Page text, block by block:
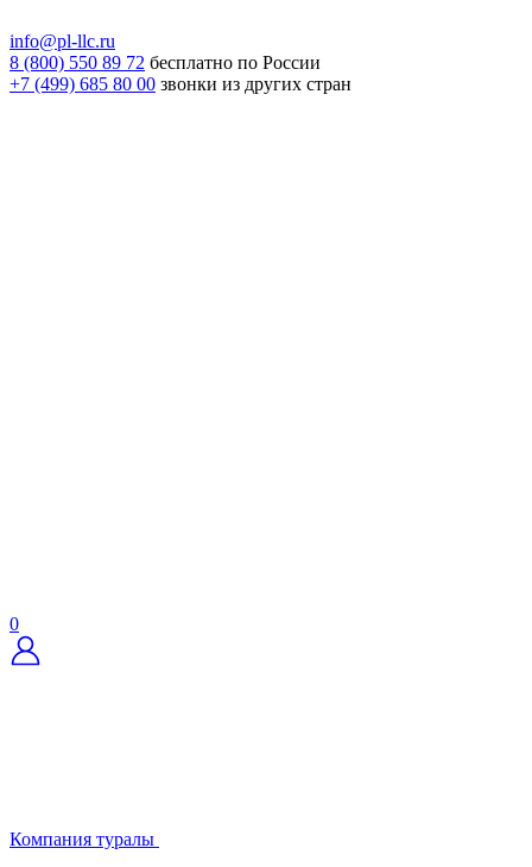
info@pl-llc.ru
8 (800) 550 89 72 бесплатно по России
+7 (499) 685 80 00 звонки из других стран
0
Компания туралы